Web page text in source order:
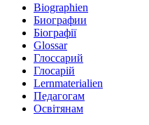
Biographien
Биографии
Біографії
Glossar
Глоссарий
Глосарій
Lernmaterialien
Педагогам
Освітянам